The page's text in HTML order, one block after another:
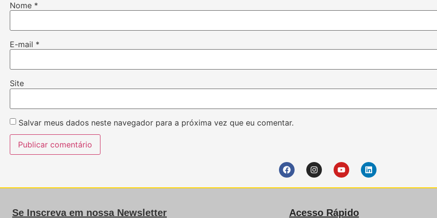
Nome *
E-mail *
Site
Salvar meus dados neste navegador para a próxima vez que eu comentar.
Se Inscreva em nossa Newsletter Acesso Rápido